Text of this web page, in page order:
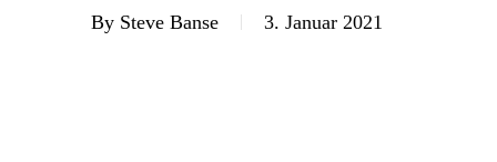
By Steve Banse 3. Januar 2021